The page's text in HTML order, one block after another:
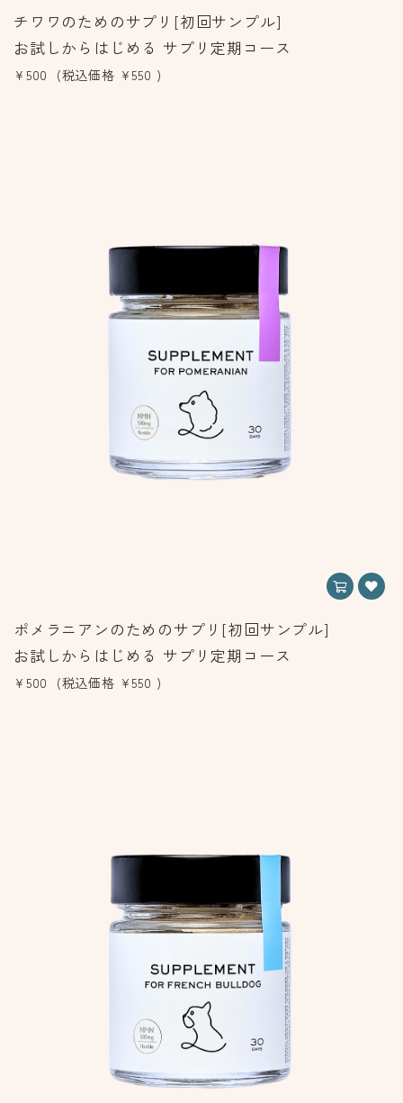
チワワのためのサプリ[初回サンプル]
お試しからはじめる サプリ定期コース
¥500 (税込価格 ¥550 )
ポメラニアンのためのサプリ[初回サンプル]
お試しからはじめる サプリ定期コース
¥500 (税込価格 ¥550 )